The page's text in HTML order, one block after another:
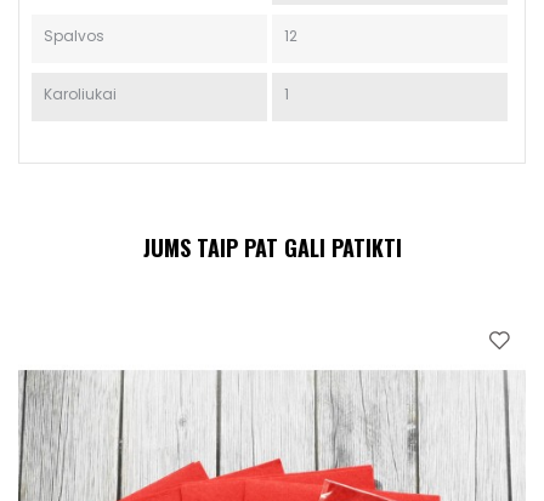
Spalvos 12
Karoliukai 1
JUMS TAIP PAT GALI PATIKTI